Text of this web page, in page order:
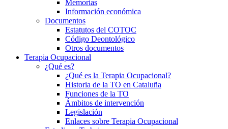
Memorias
Información económica
Documentos
Estatutos del COTOC
Código Deontológico
Otros documentos
Terapia Ocupacional
¿Qué es?
¿Qué es la Terapia Ocupacional?
Historia de la TO en Cataluña
Funciones de la TO
Ámbitos de intervención
Legislación
Enlaces sobre Terapia Ocupacional